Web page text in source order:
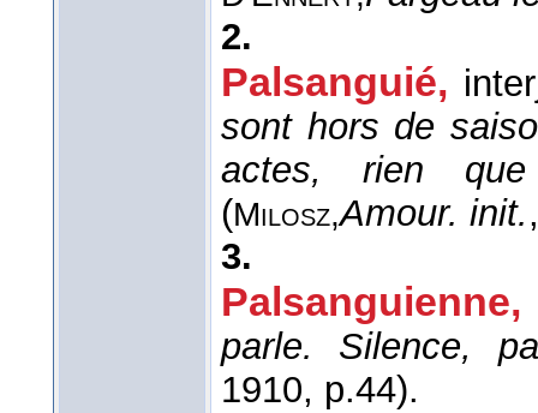
2.
Palsanguié,
sont hors de
actes, rien
(Milosz,Amour. init.
3.
Palsanguienne,
parle. Silence,
1910, p.44).